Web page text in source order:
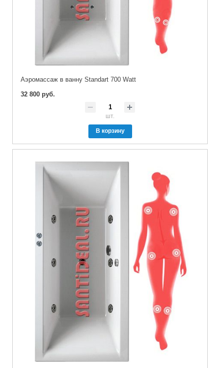
Аэромассаж в ванну Standart 700 Watt
32 800 руб.
шт.
В корзину